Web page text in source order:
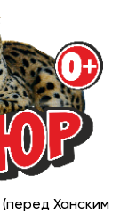
Ханским